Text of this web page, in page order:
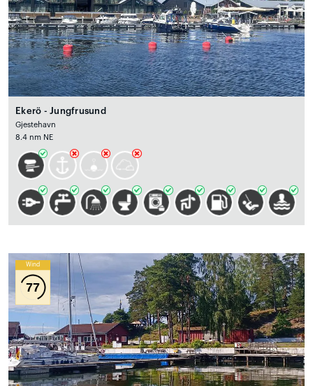
Ekerö - Jungfrusund
Gjestehavn
8.4 nm NE
Wind
77